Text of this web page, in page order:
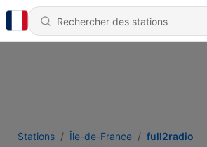
Stations Île-de-France full2radio